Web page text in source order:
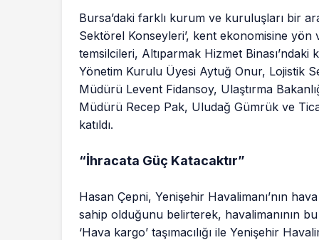
Bursa’daki farklı kurum ve kuruluşları bir
Sektörel Konseyleri’, kent ekonomisine yön
temsilcileri, Altıparmak Hizmet
Yönetim Kurulu Üyesi Aytuğ Onur, Lojistik
Müdürü Levent Fidansoy, Ulaştırma
Müdürü Recep Pak, Uludağ Gümrük ve
katıldı.
“İhracata Güç Katacaktır”
Hasan Çepni, Yenişehir Havalimanı’nın
sahip olduğunu belirterek, havalimanının
‘Hava kargo’ taşımacılığı ile Yenişehir